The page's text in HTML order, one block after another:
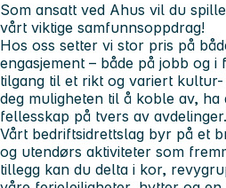
Som ansatt ved Ahus vil du
vårt viktige samfunnsoppdrag!
Hos oss setter vi stor pris på
engasjement – både på jobb og
tilgang til et rikt og variert
deg muligheten til å koble av, ha
fellesskap på tvers av avdelinger.
Vårt bedriftsidrettslag byr på et
og utendørs aktiviteter som
tillegg kan du delta i kor,